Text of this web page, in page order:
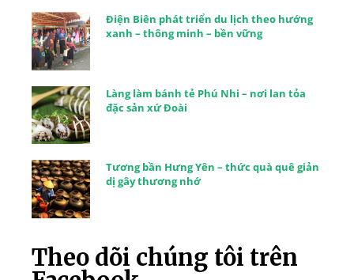
Điện Biên phát triển du lịch theo hướng
xanh – thông minh – bền vững
Làng làm bánh tẻ Phú Nhi – nơi lan tỏa
đặc sản xứ Đoài
Tương bần Hưng Yên – thức quà quê giản
dị gây thương nhớ
Theo dõi chúng tôi trên